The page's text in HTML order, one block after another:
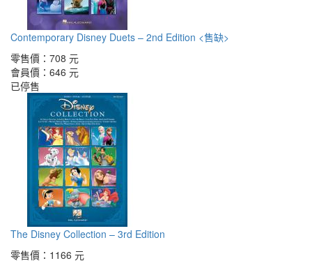
Contemporary Disney Duets – 2nd Edition <售缺>
零售價： 708 元
會員價： 646 元
已停售
The Disney Collection – 3rd Edition
零售價： 1166 元